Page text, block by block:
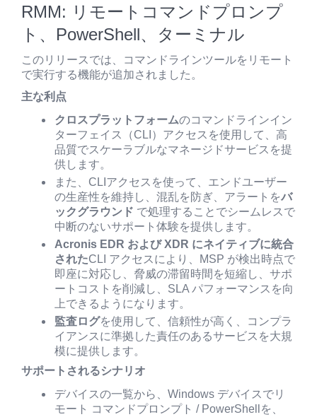
RMM: リモートコマンドプロンプ
ト、PowerShell、ターミナル
このリリースでは、コマンドラインツールをリモート
で実行する機能が追加されました。
主な利点
クロスプラットフォームのコマンドラインイン
ターフェイス（CLI）アクセスを使用して、高
品質でスケーラブルなマネージドサービスを提
供します。
また、CLIアクセスを使って、エンドユーザー
の生産性を維持し、混乱を防ぎ、アラートをバ
ックグラウンド で処理することでシームレスで
中断のないサポート体験を提供します。
Acronis EDR および XDR にネイティブに統合
されたCLI アクセスにより、MSP が検出時点で
即座に対応し、脅威の滞留時間を短縮し、サポ
ートコストを削減し、SLA パフォーマンスを向
上できるようになります。
監査ログを使用して、信頼性が高く、コンプラ
イアンスに準拠した責任のあるサービスを大規
模に提供します。
サポートされるシナリオ
デバイスの一覧から、Windows デバイスでリ
モート コマンドプロンプト / PowerShellを、